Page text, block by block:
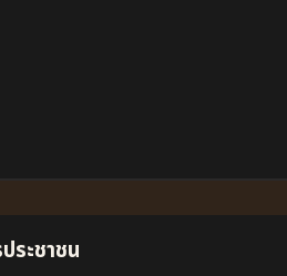
ระชาชน